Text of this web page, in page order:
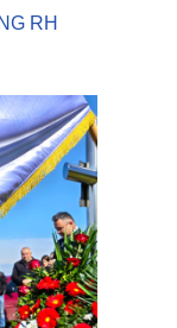
RH